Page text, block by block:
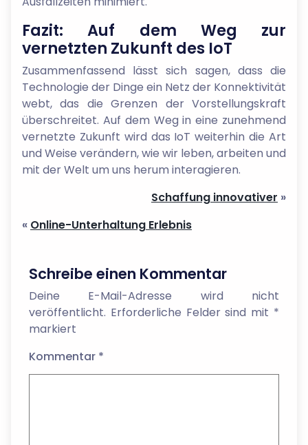
Fazit: Auf dem Weg zur
vernetzten Zukunft des IoT
Zusammenfassend lässt sich sagen, dass die
Technologie der Dinge ein Netz der Konnektivität
webt, das die Grenzen der Vorstellungskraft
überschreitet. Auf dem Weg in eine zunehmend
vernetzte Zukunft wird das IoT weiterhin die Art
und Weise verändern, wie wir leben, arbeiten und
mit der Welt um uns herum interagieren.
Schaffung innovativer »
« Online-Unterhaltung Erlebnis
Schreibe einen Kommentar
Deine E-Mail-Adresse wird nicht
veröffentlicht. Erforderliche Felder sind mit *
markiert
Kommentar *